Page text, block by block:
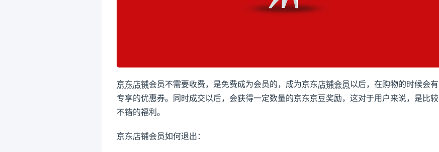
京东店铺会员不需要收费，是免费成为会员的，成为京东店铺会员以后，在购物的时候会有
专享的优惠券。同时成交以后，会获得一定数量的京东京豆奖励，这对于用户来说，是比较
不错的福利。
京东店铺会员如何退出：